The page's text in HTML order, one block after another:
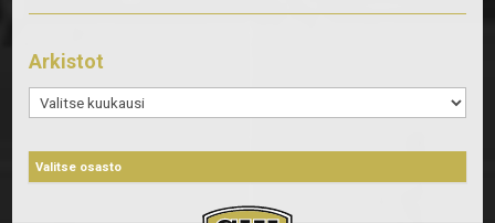
Arkistot
Arkistot